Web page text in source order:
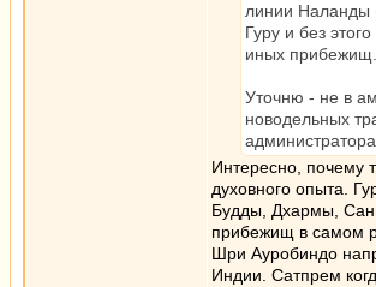
линии Наланды
Гуру и без
иных прибежищ.
Уточню - не в
новодельных
Интересно, почему
духовного опыта.
Будды, Дхармы,
прибежищ в самом
Шри Ауробиндо
Индии. Сатпрем